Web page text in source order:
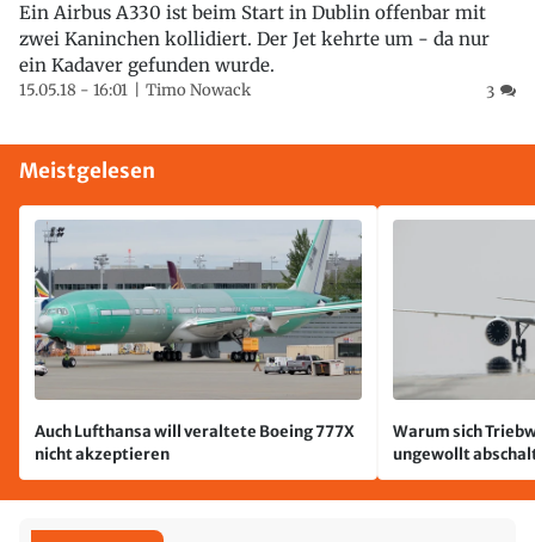
Ein Airbus A330 ist beim Start in Dublin offenbar mit
zwei Kaninchen kollidiert. Der Jet kehrte um - da nur
ein Kadaver gefunden wurde.
15.05.18 - 16:01 Timo Nowack 3
Meistgelesen
Auch Lufthansa will veraltete Boeing 777X
nicht akzeptieren
Warum sich
ungewollt
passiert